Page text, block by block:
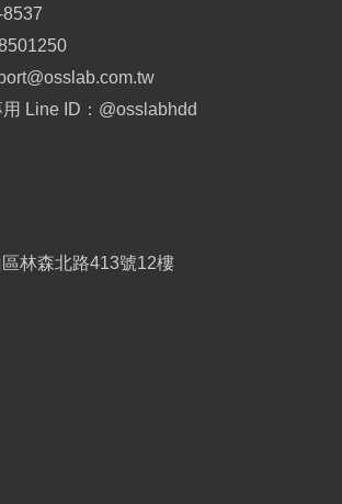
Line ID： @osslabhdd
林森北路413號12樓